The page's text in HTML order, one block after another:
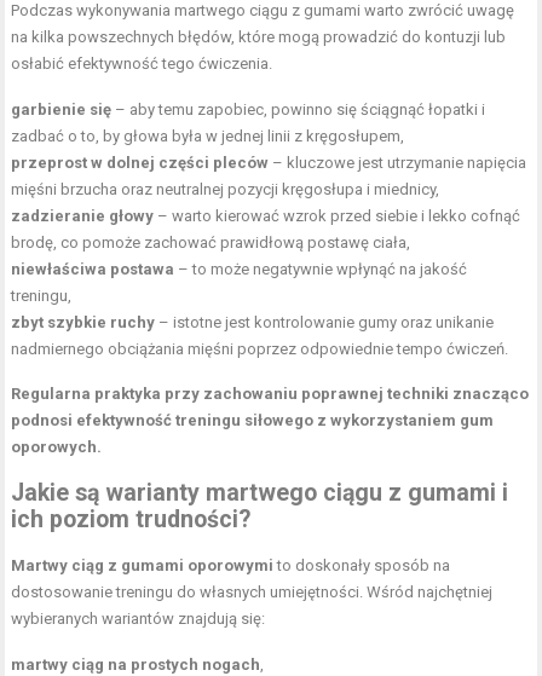
Podczas wykonywania martwego ciągu z gumami warto zwrócić uwagę
na kilka powszechnych błędów, które mogą prowadzić do kontuzji lub
osłabić efektywność tego ćwiczenia.
garbienie się – aby temu zapobiec, powinno się ściągnąć łopatki i
zadbać o to, by głowa była w jednej linii z kręgosłupem,
przeprost w dolnej części pleców – kluczowe jest utrzymanie napięcia
mięśni brzucha oraz neutralnej pozycji kręgosłupa i miednicy,
zadzieranie głowy – warto kierować wzrok przed siebie i lekko cofnąć
brodę, co pomoże zachować prawidłową postawę ciała,
niewłaściwa postawa – to może negatywnie wpłynąć na jakość
treningu,
zbyt szybkie ruchy – istotne jest kontrolowanie gumy oraz unikanie
nadmiernego obciążania mięśni poprzez odpowiednie tempo ćwiczeń.
Regularna praktyka przy zachowaniu poprawnej techniki znacząco
podnosi efektywność treningu siłowego z wykorzystaniem gum
oporowych.
Jakie są warianty martwego ciągu z gumami i
ich poziom trudności?
Martwy ciąg z gumami oporowymi to doskonały sposób na
dostosowanie treningu do własnych umiejętności. Wśród najchętniej
wybieranych wariantów znajdują się:
martwy ciąg na prostych nogach,